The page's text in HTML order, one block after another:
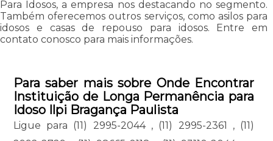
Para Idosos, a empresa nos destacando no segmento.
Também oferecemos outros serviços, como asilos para
idosos e casas de repouso para idosos. Entre em
contato conosco para mais informações.
Para saber mais sobre Onde Encontrar
Instituição de Longa Permanência para
Idoso Ilpi Bragança Paulista
Ligue para (11) 2995-2044 , (11) 2995-2361 , (11)